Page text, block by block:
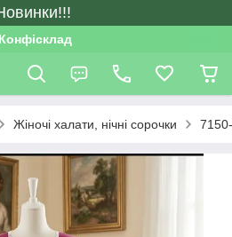
Жіночі халати, нічні сорочки